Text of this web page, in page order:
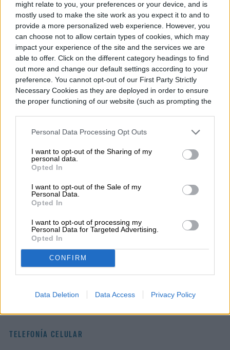
might relate to you, your preferences or your device, and is
mostly used to make the site work as you expect it to and to
provide a more personalized web experience. However, you
can choose not to allow certain types of cookies, which may
impact your experience of the site and the services we are
able to offer. Click on the different category headings to find
out more and change our default settings according to your
preference. You cannot opt-out of our First Party Strictly
Necessary Cookies as they are deployed in order to ensure
the proper functioning of our website (such as prompting the
Personal Data Processing Opt Outs
I want to opt-out of the Sharing of my
personal data.
Opted In
I want to opt-out of the Sale of my
Personal Data.
Opted In
I want to opt-out of processing my
Personal Data for Targeted Advertising.
Opted In
CONFIRM
Data Deletion Data Access Privacy Policy
Samsung ha dejado de tratar los plegables
como experimentos: están listos para
convertirlos en potencias de cámaras.
Diego Bastarrica
Diego Bastarrica es Senior Editor y Head of
Content en Digital Trends en Español,
donde lidera la estrategia editorial, SEO…
Topics
NoticiasHomepageTelefonía celular
TELEFONÍA CELULAR